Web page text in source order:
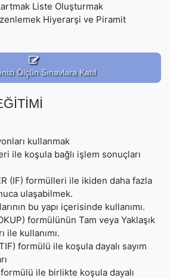
Liste Oluşturmak
Hiyerarşi ve Piramit
Ölçün Sınavlara Katıl
kullanmak
ile koşula bağlı işlem sonuçları
(IF) formülleri ile ikiden daha fazla
ulaşabilmek.
bu yapı içerisinde kullanımı.
formülünün Tam veya Yaklaşık
ile kullanımı.
formülü ile koşula dayalı sayım
ile birlikte koşula dayalı